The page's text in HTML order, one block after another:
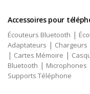
Accessoires pour
Écouteurs Bluetooth |
Adaptateurs | Chargeurs
| Cartes Mémoire |
Bluetooth | Microphones
Supports Téléphone